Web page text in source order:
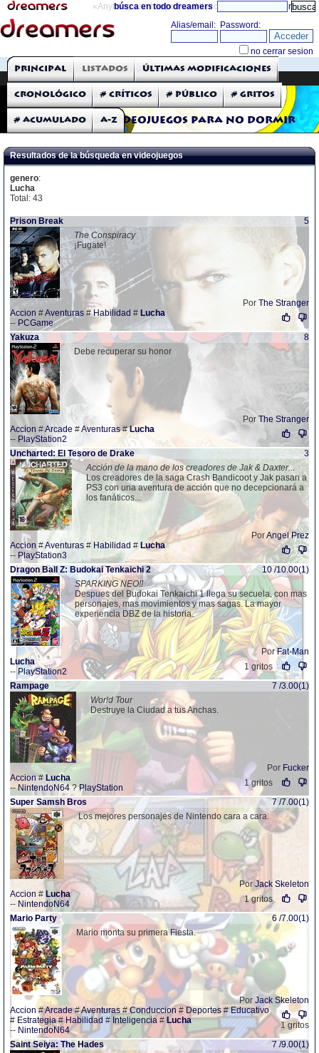
«Anything can happen and it probably will» directorio
búsca en todo dreamers
THE DREAMERS
Críticas: Videojuegos
Videojuegos para no dormir
Principal Listados Últimas modificaciones
Cronológico # Críticos # Público # Gritos
# Acumulado A-Z
Resultados de la búsqueda en videojuegos
genero:
Lucha
Total: 43
Prison Break
5
The Conspiracy
¡Fugate!
Por The Stranger
Accion #Aventuras#Habilidad # Lucha
-- PCGame
Yakuza
8
Debe recuperar su honor
Por The Stranger
Accion #Arcade #Aventuras#Lucha
-- PlayStation2
Uncharted: El Tesoro de Drake
3
Acción de la mano de los creadores de Jak & Daxter...
Los creadores de la saga Crash Bandicoot y Jak pasan a
PS3 con una aventura de acción que no decepcionará a
los fanáticos...
PorAngel Prez
Accion #Aventuras # Habilidad # Lucha
-- PlayStation3
Dragon Ball Z: Budokai Tenkaichi 2
10 /10.00(1)
SPARKING NEO!!
Despues del Budokai Tenkaichi 1 llega su secuela, con mas
personajes, mas movimientos y mas sagas. La mayor
experiencia DBZ de la historia.
PorFat-Man
Lucha
--PlayStation2
1 gritos
Rampage
7 /3.00(1)
World Tour
Destruye la Ciudad a tus Anchas.
Por Fucker
Accion# Lucha
--NintendoN64?PlayStation
1 gritos
Super Samsh Bros
7 /7.00(1)
Los mejores personajes de Nintendo cara a cara.
Por Jack Skeleton
Accion # Lucha
-- NintendoN64
1 gritos
Mario Party
6 /7.00(1)
Mario monta su primera Fiesta.
Por Jack Skeleton
Accion#Arcade#Aventuras#Conduccion #Deportes#Educativo
# Estrategia# Habilidad # Inteligencia # Lucha
-- NintendoN64
1 gritos
Saint Seiya: The Hades
7 /9.00(1)